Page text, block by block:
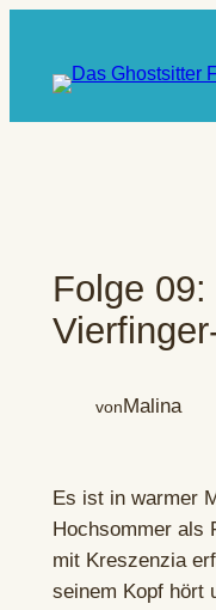
springen
Folge
vonMalina
Es ist in warmer
Hochsommer als
mit Kreszenzia
seinem Kopf hört